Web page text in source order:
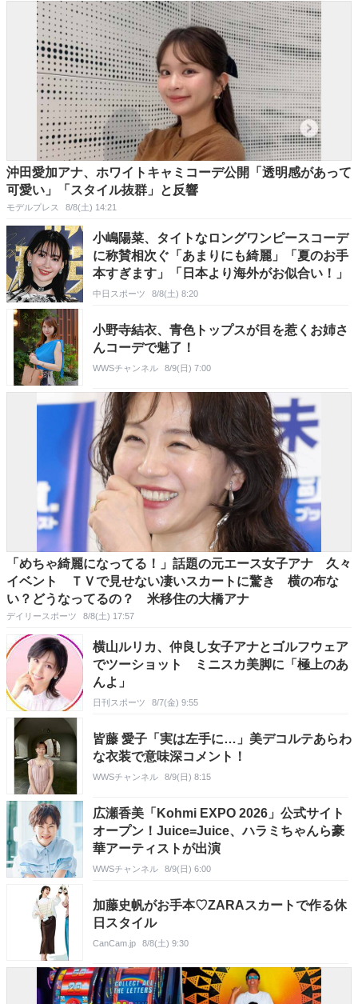
沖田愛加アナ、ホワイトキャミコーデ公開「透明感があって
可愛い」「スタイル抜群」と反響
モデルプレス 8/8(土) 14:21
小嶋陽菜、タイトなロングワンピースコーデ
に称賛相次ぐ「あまりにも綺麗」「夏のお手
本すぎます」「日本より海外がお似合い！」
中日スポーツ 8/8(土) 8:20
小野寺結衣、青色トップスが目を惹くお姉さ
んコーデで魅了！
WWSチャンネル 8/9(日) 7:00
「めちゃ綺麗になってる！」話題の元エース女子アナ 久々
イベント ＴＶで見せない凄いスカートに驚き 横の布な
い？どうなってるの？ 米移住の大橋アナ
デイリースポーツ 8/8(土) 17:57
横山ルリカ、仲良し女子アナとゴルフウェア
でツーショット ミニスカ美脚に「極上のあ
んよ」
日刊スポーツ 8/7(金) 9:55
皆藤 愛子「実は左手に…」美デコルテあらわ
な衣装で意味深コメント！
WWSチャンネル 8/9(日) 8:15
広瀬香美「Kohmi EXPO 2026」公式サイト
オープン！Juice=Juice、ハラミちゃんら豪
華アーティストが出演
WWSチャンネル 8/9(日) 6:00
加藤史帆がお手本♡ZARAスカートで作る休
日スタイル
CanCam.jp 8/8(土) 9:30